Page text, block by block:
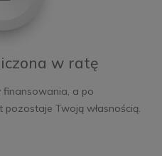
w ratę
finansowania, a po
Twoją własnością.